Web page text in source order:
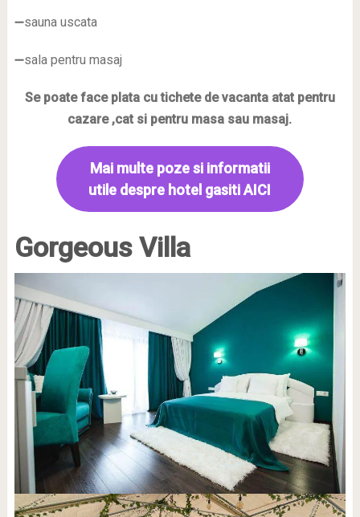
➖sauna uscata
➖sala pentru masaj
Se poate face plata cu tichete de vacanta atat pentru
cazare ,cat si pentru masa sau masaj.
Mai multe poze si informatii
utile despre hotel gasiti AICI
Gorgeous Villa